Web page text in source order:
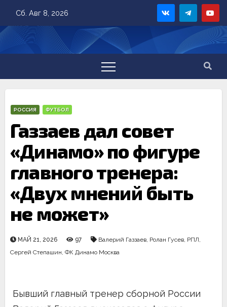
content
Сб. Авг 8, 2026
РОССИЯ ФУТБОЛ
Газзаев дал совет
«Динамо» по фигуре
главного тренера:
«Двух мнений быть
не может»
МАЙ 21, 2026 97 Валерий Газзаев, Ролан Гусев, РПЛ,
Сергей Степашин, ФК Динамо Москва
Бывший главный тренер сборной России